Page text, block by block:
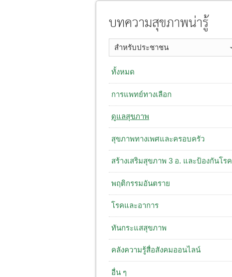
บทความสุขภาพน่ารู้
สำหรับประชาชน
ทั้งหมด
การแพทย์ทางเลือก
ดูแลสุขภาพ
สุขภาพทางเพศและครอบครัว
สร้างเสริมสุขภาพ 3 อ. ​และป้องกันโรค
พฤติกรรมอันตราย
โรคและอาการ
ทันกระแสสุขภาพ
คลังความรู้สื่อสังคมออนไลน์
อื่น ๆ